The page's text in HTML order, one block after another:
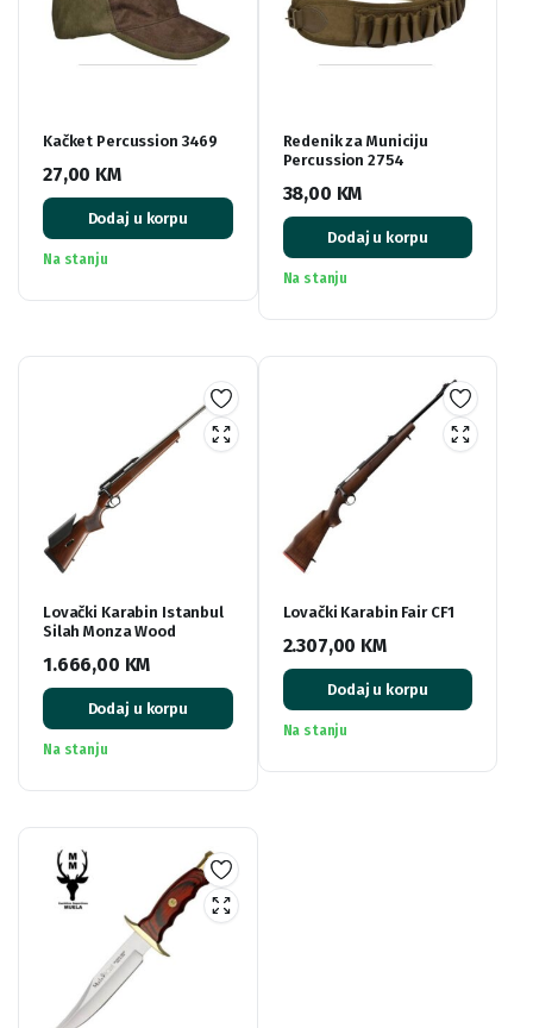
Kačket Percussion 3469
27,00 KM
Dodaj u korpu
Na stanju
Redenik za Municiju
Percussion 2754
38,00 KM
Dodaj u korpu
Na stanju
Lovački Karabin Istanbul
Silah Monza Wood
1.666,00 KM
Dodaj u korpu
Na stanju
Lovački Karabin Fair CF1
2.307,00 KM
Dodaj u korpu
Na stanju